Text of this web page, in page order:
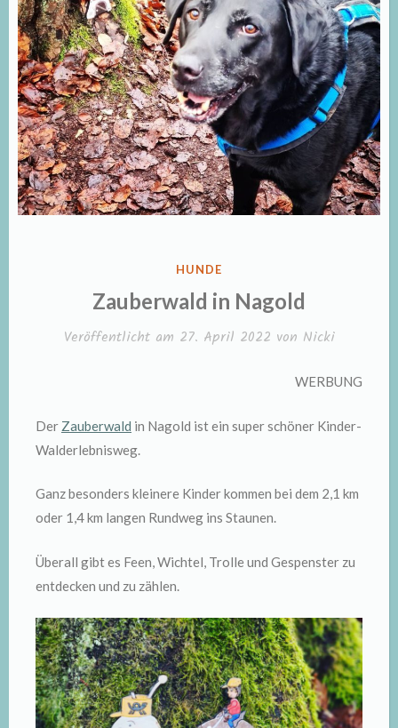
VERÖFFENTLICHT
HUNDE
Zauberwald in Nagold
Veröffentlicht am 27. April 2022 von Nicki
WERBUNG
Der Zauberwald in Nagold ist ein super schöner Kinder-
Walderlebnisweg.
Ganz besonders kleinere Kinder kommen bei dem 2,1 km
oder 1,4 km langen Rundweg ins Staunen.
Überall gibt es Feen, Wichtel, Trolle und Gespenster zu
entdecken und zu zählen.